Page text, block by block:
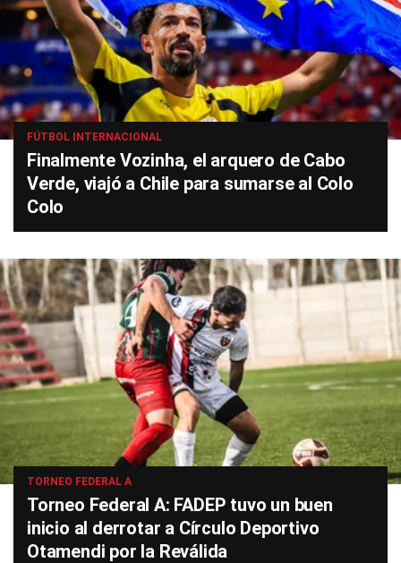
FÚTBOL INTERNACIONAL
Finalmente Vozinha, el arquero de Cabo
Verde, viajó a Chile para sumarse al Colo
Colo
TORNEO FEDERAL A
Torneo Federal A: FADEP tuvo un buen
inicio al derrotar a Círculo Deportivo
Otamendi por la Reválida